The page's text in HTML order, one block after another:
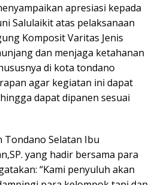
apresiasi kepada
Salulaikit atas pelaksanaan
Komposit Varitas Jenis
dan menjaga ketahanan
di kota tondano
agar kegiatan ini dapat
dapat dipanen sesuai
Tondano Selatan Ibu
yang hadir bersama para
“Kami penyuluh akan